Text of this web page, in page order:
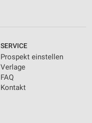
SERVICE
Prospekt einstellen
Verlage
FAQ
Kontakt